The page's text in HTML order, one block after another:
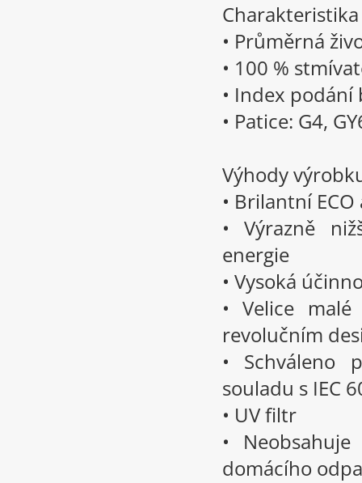
• Průměrná
• 100 %
• Index podání
• Patice: G4,
Výhody
• Brilantní
• Výrazně
energie
• Vysoká
• Velice
revolučním
• Schváleno
souladu s IEC
• UV filtr
•
domácího